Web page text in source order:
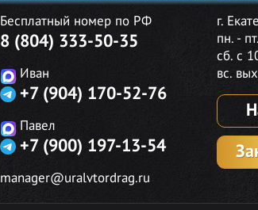
Бесплатный номер по РФ
8 (804) 333-50-35
Иван
+7 (904) 170-52-76
Павел
+7 (900) 197-13-54
manager@uralvtordrag.ru
г.
пн. -
сб. с
вс.